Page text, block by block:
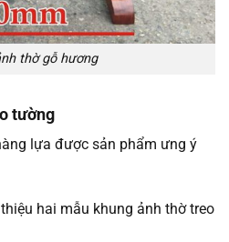
thờ gỗ hương
tường
lựa được sản phẩm ưng ý
hai mẫu khung ảnh thờ treo